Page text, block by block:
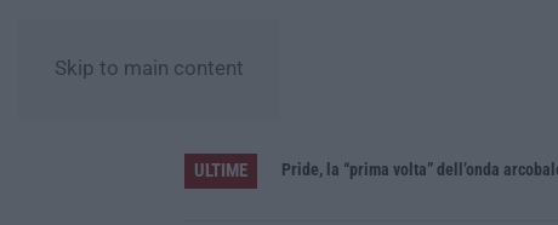
Skip to main content
ULTIME
Vinitaly and the City a Reggio: il grande abbraccio tra identità del territorio, storia e cultura – FOTO